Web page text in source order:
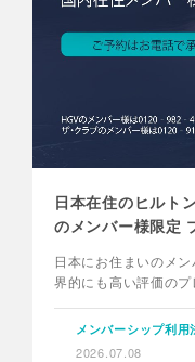
日本在住のヒルト
のメンバー様限定
日本にお住まいのメ
界的にも高い評価のプ
メンバーシップ利用
2026.07.08